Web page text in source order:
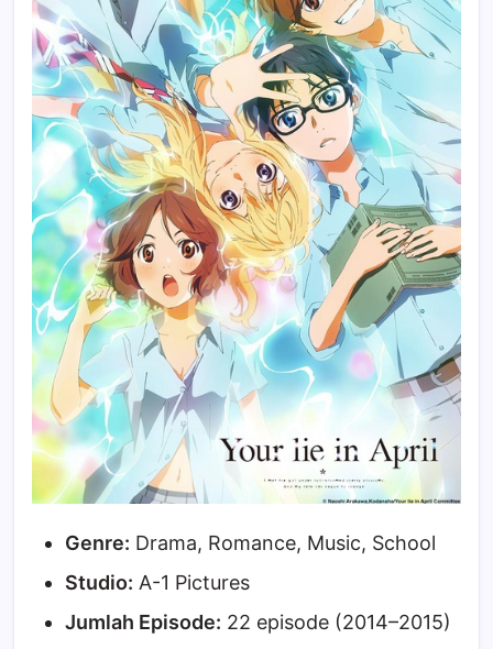
Genre: Drama, Romance, Music, School
Studio: A-1 Pictures
Jumlah Episode: 22 episode (2014–2015)